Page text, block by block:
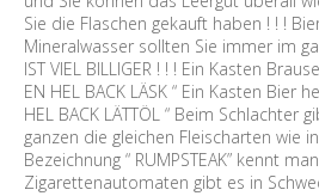
Sie die Flaschen gekauft haben ! ! !
Mineralwasser sollten Sie immer im
IST VIEL BILLIGER ! ! ! Ein Kasten
EN HEL BACK LÄSK “ Ein Kasten Bier
HEL BACK LÄTTÖL “ Beim Schlachter
ganzen die gleichen Fleischarten wie
Bezeichnung “ RUMPSTEAK” kennt
Zigarettenautomaten gibt es in